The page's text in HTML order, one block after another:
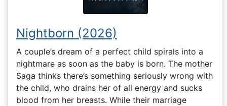
Nightborn (2026)
A couple’s dream of a perfect child spirals into a
nightmare as soon as the baby is born. The mother
Saga thinks there’s something seriously wrong with
the child, who drains her of all energy and sucks
blood from her breasts. While their marriage